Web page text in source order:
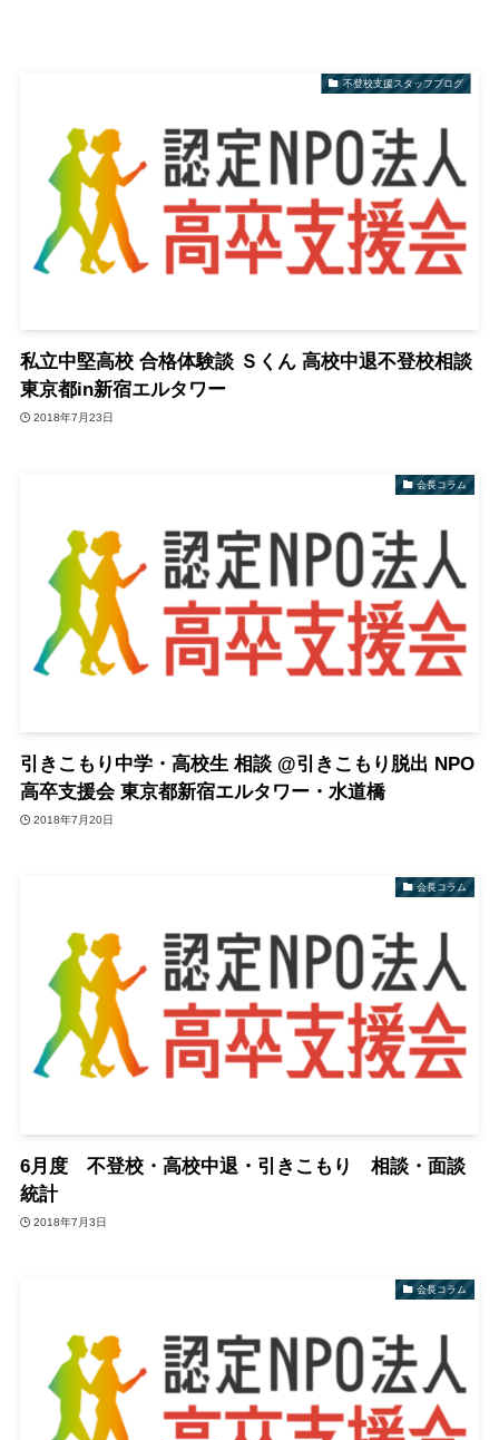
不登校支援スタッフブログ
私立中堅高校 合格体験談 Ｓくん 高校中退不登校相談
東京都in新宿エルタワー
2018年7月23日
会長コラム
引きこもり中学・高校生 相談 @引きこもり脱出 NPO
高卒支援会 東京都新宿エルタワー・水道橋
2018年7月20日
会長コラム
6月度 不登校・高校中退・引きこもり 相談・面談
統計
2018年7月3日
会長コラム